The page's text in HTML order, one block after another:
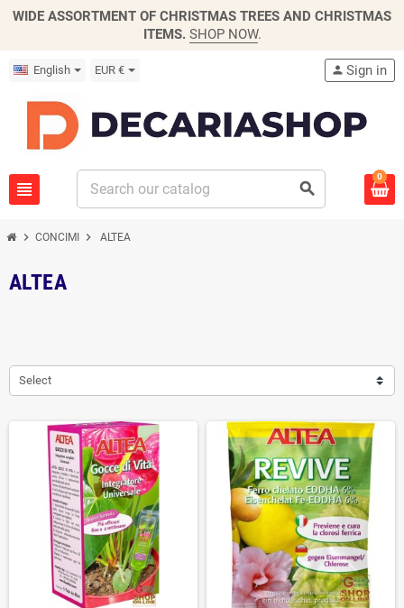
WIDE ASSORTMENT OF CHRISTMAS TREES AND CHRISTMAS
ITEMS. SHOP NOW.
English EUR €
view_headline search
person Sign in
0
chevron_right CONCIMI chevron_right ALTEA
ALTEA
Select